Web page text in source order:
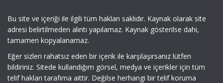
Bu site ve içeriği ile ilgili tüm hakları saklıdır. Kaynak olarak site
adresi belirtilmeden alıntı yapılamaz. Kaynak gösterilse dahi,
tamamen kopyalanamaz.
Eğer sizleri rahatsız eden bir içerik ile karşılaşırsanız lütfen
bildiriniz. Sitede kullandığım görsel, medya ve içerikler için tüm
telif hakları tarafıma aittir. Değilse herhangi bir telif koruma